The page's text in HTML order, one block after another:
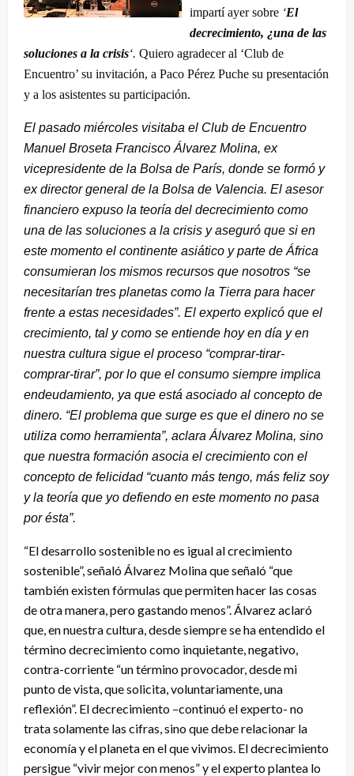
impartí ayer sobre ‘El
decrecimiento, ¿una de las
soluciones a la crisis‘. Quiero agradecer al ‘Club de
Encuentro’ su invitación, a Paco Pérez Puche su presentación
y a los asistentes su participación.
El pasado miércoles visitaba el Club de Encuentro
Manuel Broseta Francisco Álvarez Molina, ex
vicepresidente de la Bolsa de París, donde se formó y
ex director general de la Bolsa de Valencia. El asesor
financiero expuso la teoría del decrecimiento como
una de las soluciones a la crisis y aseguró que si en
este momento el continente asiático y parte de África
consumieran los mismos recursos que nosotros “se
necesitarían tres planetas como la Tierra para hacer
frente a estas necesidades”. El experto explicó que el
crecimiento, tal y como se entiende hoy en día y en
nuestra cultura sigue el proceso “comprar-tirar-
comprar-tirar”, por lo que el consumo siempre implica
endeudamiento, ya que está asociado al concepto de
dinero. “El problema que surge es que el dinero no se
utiliza como herramienta”, aclara Álvarez Molina, sino
que nuestra formación asocia el crecimiento con el
concepto de felicidad “cuanto más tengo, más feliz soy
y la teoría que yo defiendo en este momento no pasa
por ésta”.
“El desarrollo sostenible no es igual al crecimiento
sostenible”, señaló Álvarez Molina que señaló “que
también existen fórmulas que permiten hacer las cosas
de otra manera, pero gastando menos”. Álvarez aclaró
que, en nuestra cultura, desde siempre se ha entendido el
término decrecimiento como inquietante, negativo,
contra-corriente “un término provocador, desde mi
punto de vista, que solicita, voluntariamente, una
reflexión”. El decrecimiento –continuó el experto- no
trata solamente las cifras, sino que debe relacionar la
economía y el planeta en el que vivimos. El decrecimiento
persigue “vivir mejor con menos” y el experto plantea lo